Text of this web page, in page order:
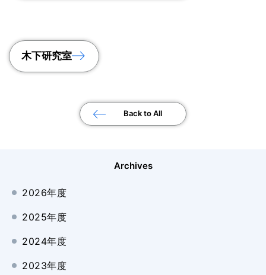
木下研究室
Back to All
Archives
2026年度
2025年度
2024年度
2023年度